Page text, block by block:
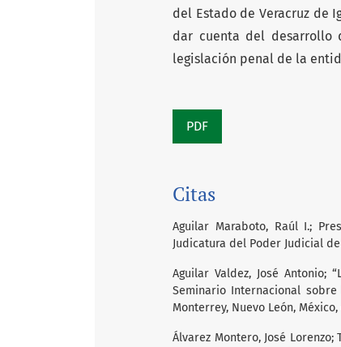
del Estado de Veracruz de
dar cuenta del desarrollo
legislación penal de la
PDF
Citas
Aguilar Maraboto, Raúl I.;
Judicatura del Poder Judicial
Aguilar Valdez, José Antonio;
Seminario Internacional
Monterrey, Nuevo León,
Álvarez Montero, José